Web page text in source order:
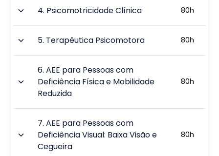
4. Psicomotricidade Clínica 80h
5. Terapêutica Psicomotora 80h
6.AEE para Pessoas com
Deficiência Física e Mobilidade
Reduzida
80h
7.AEE para Pessoas com
Deficiência Visual: Baixa Visão e
Cegueira
80h